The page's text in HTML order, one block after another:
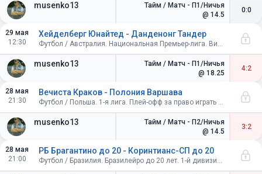
musenko13
Тайм / Матч - П1/Ничья
@ 14.5
0:0
29 мая
12:30
musenko13
Хейделберг Юнайтед - Данденонг Тандер
Футбол / Австралия. Национальная Премьер-лига. Виктория
Тайм / Матч - П1/Ничья
@ 18.25
4:2
28 мая
21:30
musenko13
Вечиста Краков - Полония Варшава
Футбол / Польша. 1-я лига. Плей-офф за право играть в Экстракласа. 1/2 финала
Тайм / Матч - П2/Ничья
@ 14.5
3:2
28 мая
21:00
РБ Брагантино до 20 - Коринтианс-СП до 20
Футбол / Бразилия. Бразилейро до 20 лет. 1-й дивизион